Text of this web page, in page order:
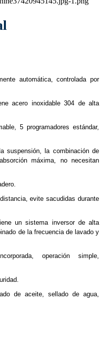
automática, controlada por
acero inoxidable 304 de alta
5 programadores estándar,
suspensión, la combinación de
máxima, no necesitan
evite sacudidas durante
un sistema inversor de alta
de la frecuencia de lavado y
operación simple,
de aceite, sellado de agua,